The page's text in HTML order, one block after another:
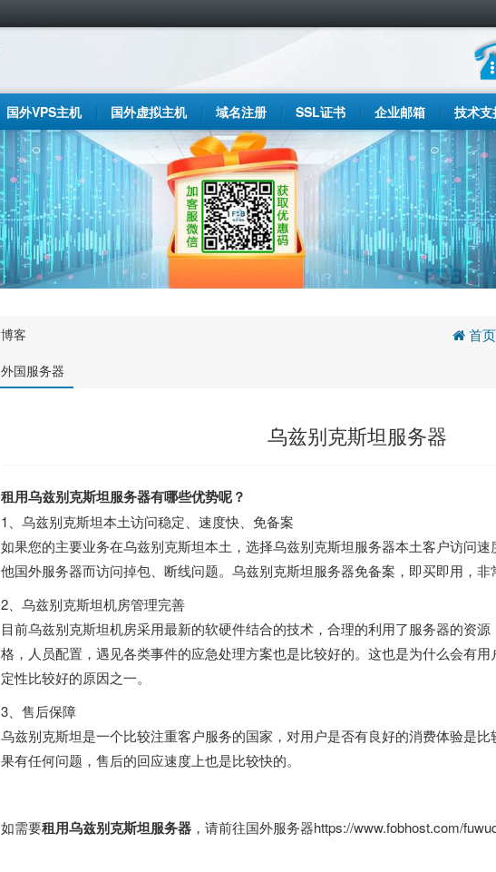
国外VPS主机 国外虚拟主机 域名注册 SSL证书 企业邮箱 技术支
博客
外国服务器
首页
乌兹别克斯坦服务器
租用乌兹别克斯坦服务器有哪些优势呢？
1、乌兹别克斯坦本土访问稳定、速度快、免备案
如果您的主要业务在乌兹别克斯坦本土，选择乌兹别克斯坦服务器本土客户访问
他国外服务器而访问掉包、断线问题。乌兹别克斯坦服务器免备案，即买即用，非
2、乌兹别克斯坦机房管理完善
目前乌兹别克斯坦机房采用最新的软硬件结合的技术，合理的利用了服务器的资
格，人员配置，遇见各类事件的应急处理方案也是比较好的。这也是为什么会有
定性比较好的原因之一。
3、售后保障
乌兹别克斯坦是一个比较注重客户服务的国家，对用户是否有良好的消费体验是
果有任何问题，售后的回应速度上也是比较快的。
如需要租用乌兹别克斯坦服务器 ，请前往国外服务器https://www.fobhost.com/